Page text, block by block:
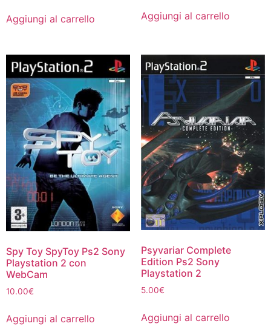
Aggiungi al carrello Aggiungi al carrello
Spy Toy SpyToy Ps2 Sony
Playstation 2 con
WebCam
10.00€
Aggiungi al carrello
Psyvariar Complete
Edition Ps2 Sony
Playstation 2
5.00€
Aggiungi al carrello